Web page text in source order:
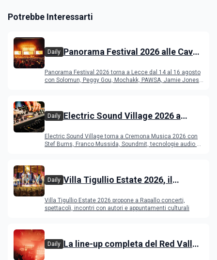
Potrebbe Interessarti
Daily Panorama Festival 2026 alle Cave
programma
Panorama Festival 2026 torna a Lecce dal 14 al 16 agosto
con Solomun, Peggy Gou, Mochakk, PAWSA, Jamie Jones
Daily Electric Sound Village 2026 a
Young Band Contest, il programma
Electric Sound Village torna a Cremona Musica 2026 con
Stef Burns, Franco Mussida, Soundmit, tecnologie audio e
Daily Villa Tigullio Estate 2026, il
Villa Tigullio Estate 2026 propone a Rapallo concerti,
spettacoli, incontri con autori e appuntamenti culturali
Daily La line-up completa del Red Valley